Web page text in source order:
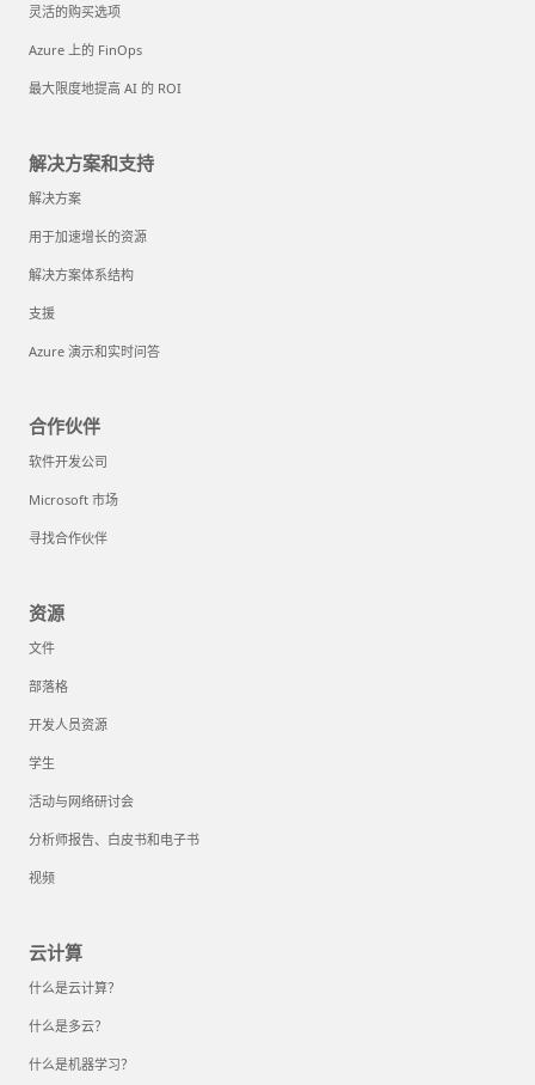
灵活的购买选项
Azure 上的 FinOps
最大限度地提高 AI 的 ROI
解决方案和支持
解决方案
用于加速增长的资源
解决方案体系结构
支援
Azure 演示和实时问答
合作伙伴
软件开发公司
Microsoft 市场
寻找合作伙伴
资源
文件
部落格
开发人员资源
学生
活动与网络研讨会
分析师报告、白皮书和电子书
视频
云计算
什么是云计算？
什么是多云？
什么是机器学习？